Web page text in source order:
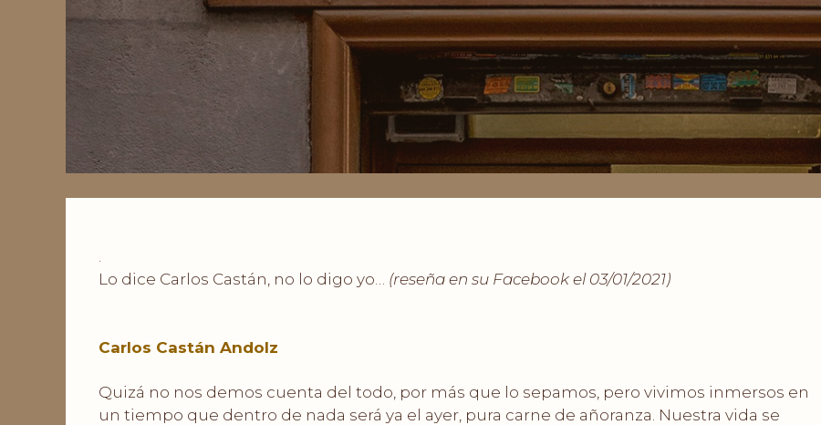
.
Lo dice Carlos Castán, no lo digo yo… (reseña en su Facebook el 03/01/2021)
Carlos Castán Andolz
Quizá no nos demos cuenta del todo, por más que lo sepamos, pero vivimos inmersos en
un tiempo que dentro de nada será ya el ayer, pura carne de añoranza. Nuestra vida se